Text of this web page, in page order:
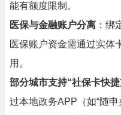
能有额度限制。
医保与金融账户分离 ：绑
医保账户资金需通过实体
用。
部分城市支持“社保卡快
过本地政务APP（如“随申